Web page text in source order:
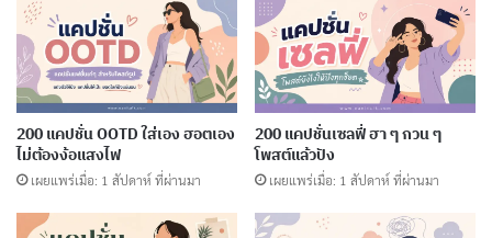
หลายคนนอนดึกเพราะเหงา แต่เรานอน
ดึกเพราะหิว
คัดลอก
คนไทย 80% ตอนกลางคืนเป็นโรคนอน
คัดลอก
200 แคปชั่น OOTD ใส่เอง ฮอตเอง
ไม่ต้องง้อแสงไฟ
เผยแพร่เมื่อ: 1 สัปดาห์ ที่ผ่านมา
200 แคปชั่นเซลฟี่ ฮา ๆ กวน ๆ
โพสต์แล้วปัง
เผยแพร่เมื่อ: 1 สัปดาห์ ที่ผ่านมา